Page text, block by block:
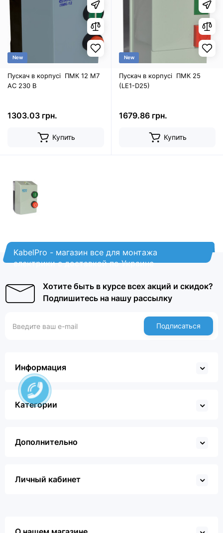
New
Пускач в корпусі ПМК 12 М7
AC 230 B
1303.03 грн.
Купить
New
Пускач в корпусі ПМК 25
(LE1-D25)
1679.86 грн.
Купить
KabelPro - магазин все для монтажа
електрики с доставкой по Украине
Хотите быть в курсе всех акций и скидок?
Подпишитесь на нашу рассылку
Подписаться
Информация
Категории
Дополнительно
Личный кабинет